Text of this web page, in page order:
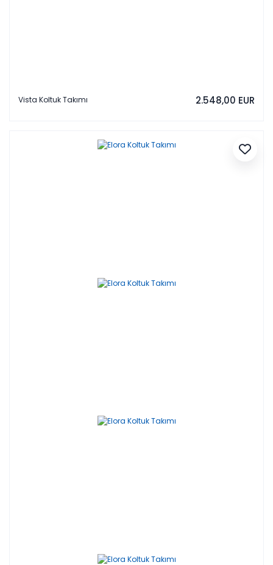
Vista Koltuk Takımı 2.548,00 EUR